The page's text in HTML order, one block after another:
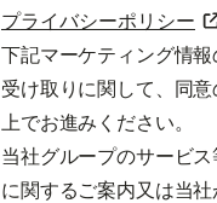
プライバシーポリシー
下記マーケティング情報
受け取りに関して、同意
上でお進みください。
当社グループのサービス
に関するご案内又は当社